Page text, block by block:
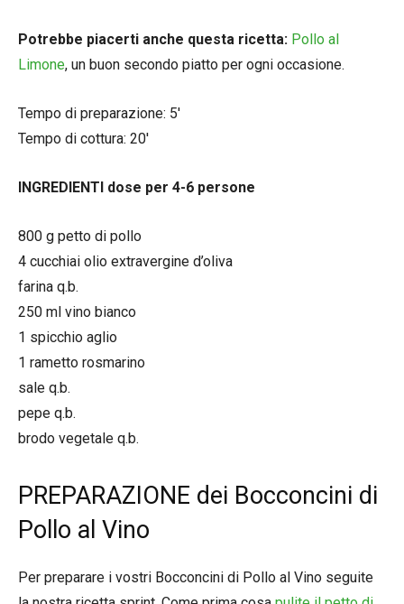
Potrebbe piacerti anche questa ricetta: Pollo al
Limone, un buon secondo piatto per ogni occasione.
Tempo di preparazione: 5′
Tempo di cottura: 20′
INGREDIENTI dose per 4-6 persone
800 g petto di pollo
4 cucchiai olio extravergine d’oliva
farina q.b.
250 ml vino bianco
1 spicchio aglio
1 rametto rosmarino
sale q.b.
pepe q.b.
brodo vegetale q.b.
PREPARAZIONE dei Bocconcini di
Pollo al Vino
Per preparare i vostri Bocconcini di Pollo al Vino seguite